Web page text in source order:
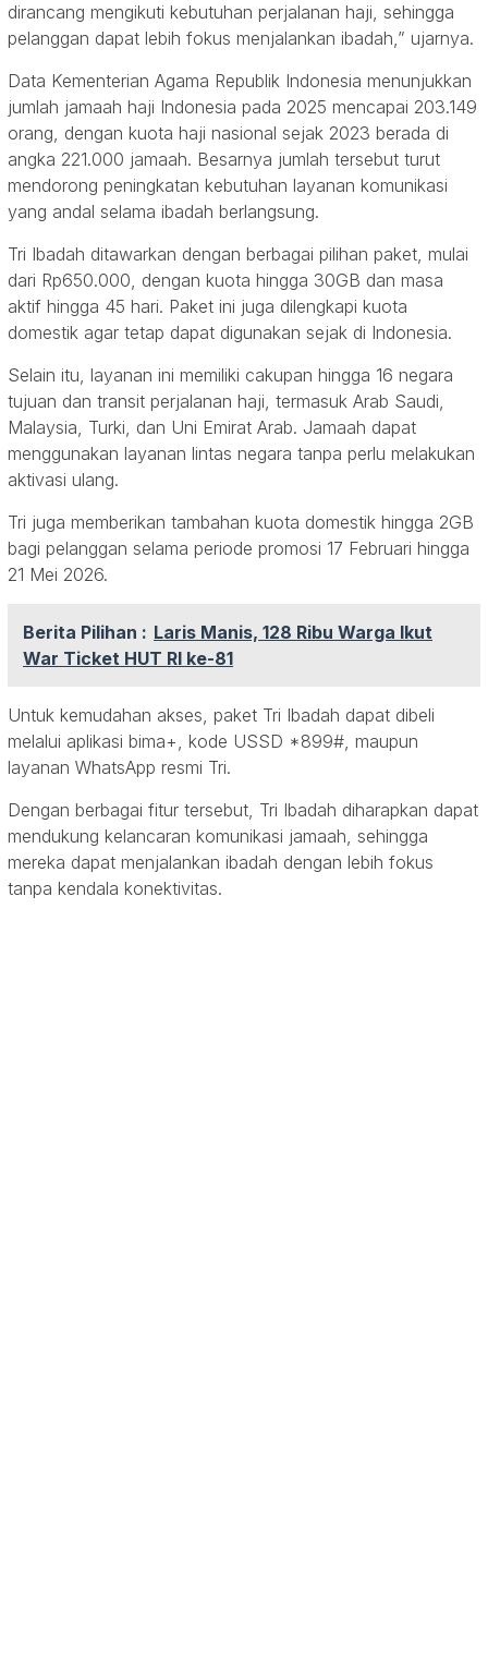
dirancang mengikuti kebutuhan perjalanan haji, sehingga
pelanggan dapat lebih fokus menjalankan ibadah,” ujarnya.
Data Kementerian Agama Republik Indonesia menunjukkan
jumlah jamaah haji Indonesia pada 2025 mencapai 203.149
orang, dengan kuota haji nasional sejak 2023 berada di
angka 221.000 jamaah. Besarnya jumlah tersebut turut
mendorong peningkatan kebutuhan layanan komunikasi
yang andal selama ibadah berlangsung.
Tri Ibadah ditawarkan dengan berbagai pilihan paket, mulai
dari Rp650.000, dengan kuota hingga 30GB dan masa
aktif hingga 45 hari. Paket ini juga dilengkapi kuota
domestik agar tetap dapat digunakan sejak di Indonesia.
Selain itu, layanan ini memiliki cakupan hingga 16 negara
tujuan dan transit perjalanan haji, termasuk Arab Saudi,
Malaysia, Turki, dan Uni Emirat Arab. Jamaah dapat
menggunakan layanan lintas negara tanpa perlu melakukan
aktivasi ulang.
Tri juga memberikan tambahan kuota domestik hingga 2GB
bagi pelanggan selama periode promosi 17 Februari hingga
21 Mei 2026.
Berita Pilihan : Laris Manis, 128 Ribu Warga Ikut
War Ticket HUT RI ke-81
Untuk kemudahan akses, paket Tri Ibadah dapat dibeli
melalui aplikasi bima+, kode USSD *899#, maupun
layanan WhatsApp resmi Tri.
Dengan berbagai fitur tersebut, Tri Ibadah diharapkan dapat
mendukung kelancaran komunikasi jamaah, sehingga
mereka dapat menjalankan ibadah dengan lebih fokus
tanpa kendala konektivitas.